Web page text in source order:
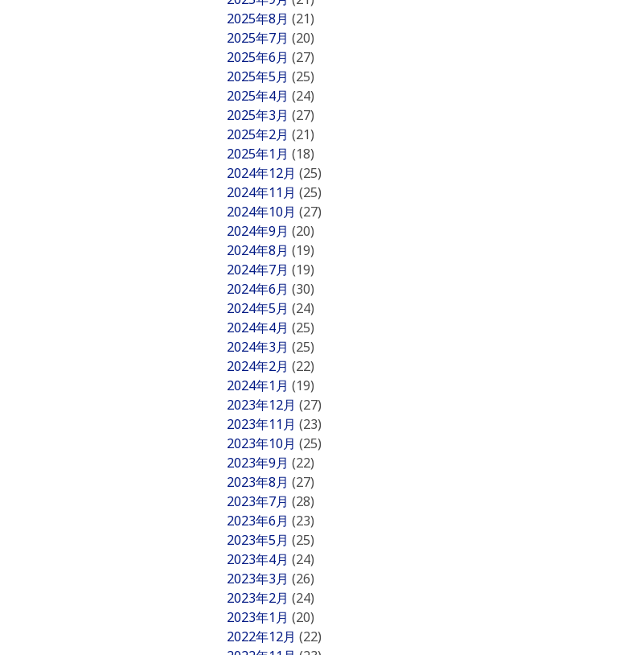
2025年8月 (21)
2025年7月 (20)
2025年6月 (27)
2025年5月 (25)
2025年4月 (24)
2025年3月 (27)
2025年2月 (21)
2025年1月 (18)
2024年12月 (25)
2024年11月 (25)
2024年10月 (27)
2024年9月 (20)
2024年8月 (19)
2024年7月 (19)
2024年6月 (30)
2024年5月 (24)
2024年4月 (25)
2024年3月 (25)
2024年2月 (22)
2024年1月 (19)
2023年12月 (27)
2023年11月 (23)
2023年10月 (25)
2023年9月 (22)
2023年8月 (27)
2023年7月 (28)
2023年6月 (23)
2023年5月 (25)
2023年4月 (24)
2023年3月 (26)
2023年2月 (24)
2023年1月 (20)
2022年12月 (22)